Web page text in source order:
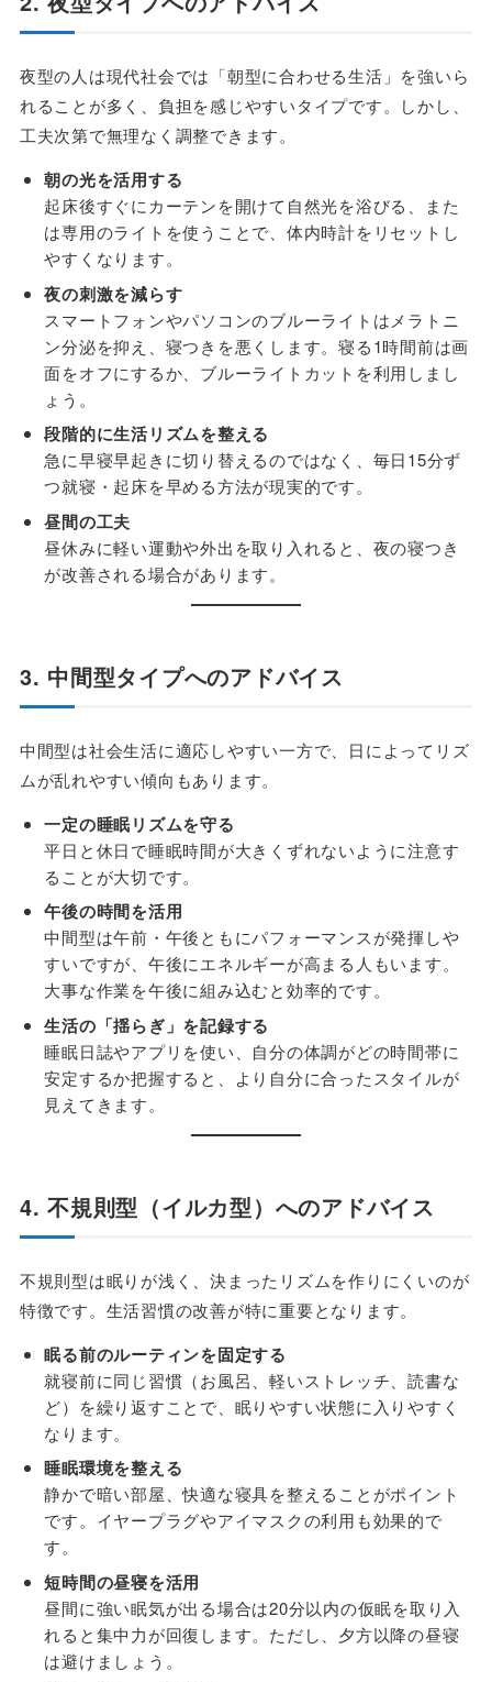
夜型の人は現代社会では「朝型に合わせる生活」を強いら
れることが多く、負担を感じやすいタイプです。しかし、
工夫次第で無理なく調整できます。
朝の光を活用する
起床後すぐにカーテンを開けて自然光を浴びる、また
は専用のライトを使うことで、体内時計をリセットし
やすくなります。
夜の刺激を減らす
スマートフォンやパソコンのブルーライトはメラトニ
ン分泌を抑え、寝つきを悪くします。寝る1時間前は画
面をオフにするか、ブルーライトカットを利用しまし
ょう。
段階的に生活リズムを整える
急に早寝早起きに切り替えるのではなく、毎日15分ず
つ就寝・起床を早める方法が現実的です。
昼間の工夫
昼休みに軽い運動や外出を取り入れると、夜の寝つき
が改善される場合があります。
3. 中間型タイプへのアドバイス
中間型は社会生活に適応しやすい一方で、日によってリズ
ムが乱れやすい傾向もあります。
一定の睡眠リズムを守る
平日と休日で睡眠時間が大きくずれないように注意す
ることが大切です。
午後の時間を活用
中間型は午前・午後ともにパフォーマンスが発揮しや
すいですが、午後にエネルギーが高まる人もいます。
大事な作業を午後に組み込むと効率的です。
生活の「揺らぎ」を記録する
睡眠日誌やアプリを使い、自分の体調がどの時間帯に
安定するか把握すると、より自分に合ったスタイルが
見えてきます。
4. 不規則型（イルカ型）へのアドバイス
不規則型は眠りが浅く、決まったリズムを作りにくいのが
特徴です。生活習慣の改善が特に重要となります。
眠る前のルーティンを固定する
就寝前に同じ習慣（お風呂、軽いストレッチ、読書な
ど）を繰り返すことで、眠りやすい状態に入りやすく
なります。
睡眠環境を整える
静かで暗い部屋、快適な寝具を整えることがポイント
です。イヤープラグやアイマスクの利用も効果的で
す。
短時間の昼寝を活用
昼間に強い眠気が出る場合は20分以内の仮眠を取り入
れると集中力が回復します。ただし、夕方以降の昼寝
は避けましょう。